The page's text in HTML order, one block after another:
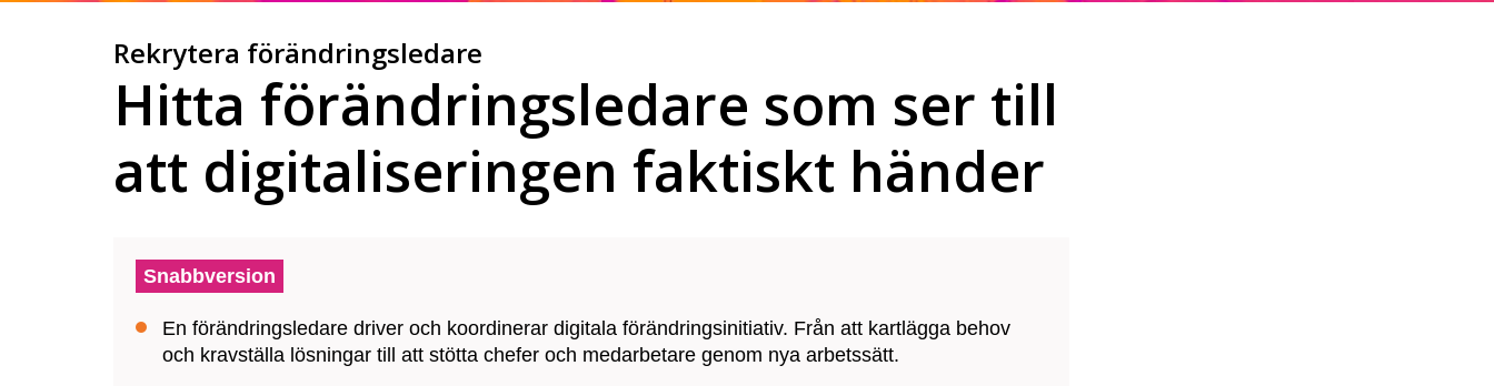
Rekrytera förändringsledare
Hitta förändringsledare som ser till
att digitaliseringen faktiskt händer
Snabbversion
En förändringsledare driver och koordinerar digitala förändringsinitiativ. Från att kartlägga behov
och kravställa lösningar till att stötta chefer och medarbetare genom nya arbetssätt.